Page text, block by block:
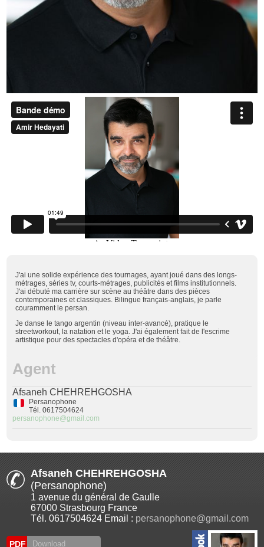
J'ai une solide expérience des tournages, ayant joué dans des longs-
métrages, séries tv, courts-métrages, publicités et films institutionnels.
J'ai débuté ma carrière sur scène au théâtre dans des pièces
contemporaines et classiques. Bilingue français-anglais, je parle
couramment le persan.
Je danse le tango argentin (niveau inter-avancé), pratique le
streetworkout, la natation et le yoga. J'ai également fait de l'escrime
artistique pour des spectacles d'opéra et de théâtre.
Agent
Afsaneh CHEHREHGOSHA
Persanophone
Tél. 0617504624
persanophone@gmail.com
Afsaneh CHEHREHGOSHA
(Persanophone)
1 avenue du général de Gaulle
67000 Strasbourg France
Tél. 0617504624 Email : persanophone@gmail.com
PDF Download